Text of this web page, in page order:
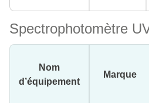
Spectrophotomètre
Nom
d’équipement
Marque